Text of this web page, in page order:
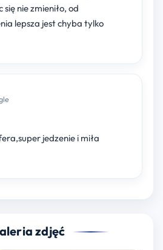
nie zmieniło, od
lepsza jest chyba tylko
jedzenie i miła
zdjęć